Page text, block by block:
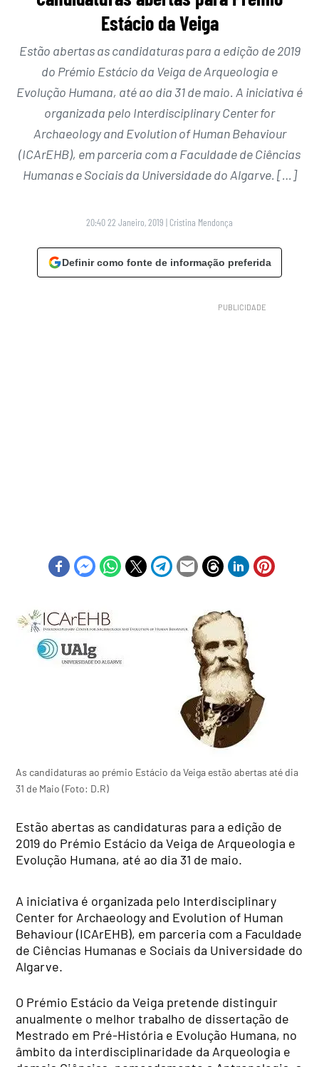
Estácio da Veiga
Estão abertas as candidaturas para a edição de 2019
do Prémio Estácio da Veiga de Arqueologia e
Evolução Humana, até ao dia 31 de maio. A iniciativa é
organizada pelo Interdisciplinary Center for
Archaeology and Evolution of Human Behaviour
(ICArEHB), em parceria com a Faculdade de Ciências
Humanas e Sociais da Universidade do Algarve. […]
20:40 22 Janeiro, 2019 | Cristina Mendonça
Definir como fonte de informação preferida
As candidaturas ao prémio Estácio da Veiga estão abertas até dia
31 de Maio (Foto: D.R)
Estão abertas as candidaturas para a edição de
2019 do Prémio Estácio da Veiga de Arqueologia e
Evolução Humana, até ao dia 31 de maio.
A iniciativa é organizada pelo Interdisciplinary
Center for Archaeology and Evolution of Human
Behaviour (ICArEHB), em parceria com a Faculdade
de Ciências Humanas e Sociais da Universidade do
Algarve.
O Prémio Estácio da Veiga pretende distinguir
anualmente o melhor trabalho de dissertação de
Mestrado em Pré-História e Evolução Humana, no
âmbito da interdisciplinaridade da Arqueologia e